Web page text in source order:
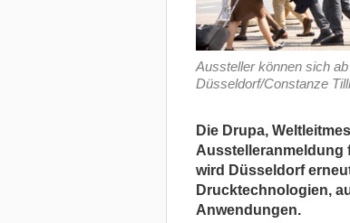
Aussteller können sich
Düsseldorf/Constanze
Die Drupa,
Ausstelleranmeldung
wird Düsseldorf
Drucktechnologien,
Anwendungen.